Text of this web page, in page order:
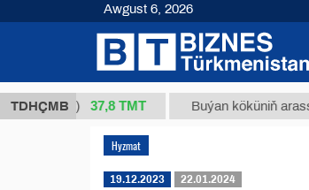
TDHÇMB
1 (kg.) 37,8 ТМТ Buýan köküniň
Hyzmat
19.12.2023 22.01.2024
Awgust 6, 2026